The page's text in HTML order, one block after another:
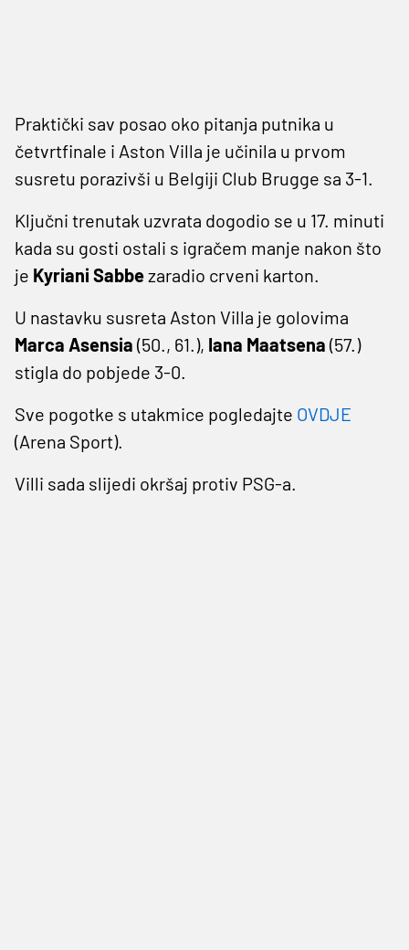
Praktički sav posao oko pitanja putnika u
četvrtfinale i Aston Villa je učinila u prvom
susretu porazivši u Belgiji Club Brugge sa 3-1.
Ključni trenutak uzvrata dogodio se u 17. minuti
kada su gosti ostali s igračem manje nakon što
je Kyriani Sabbezaradio crveni karton.
U nastavku susreta Aston Villa je golovima
Marca Asensia (50., 61.), Iana Maatsena (57.)
stigla do pobjede 3-0.
Sve pogotke s utakmice pogledajte OVDJE
(Arena Sport).
Villi sada slijedi okršaj protiv PSG-a.